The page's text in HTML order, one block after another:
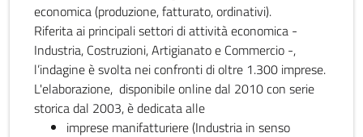
economica (produzione, fatturato, ordinativi).
Riferita ai principali settori di attività economica -
Industria, Costruzioni, Artigianato e Commercio -,
l’indagine è svolta nei confronti di oltre 1.300 imprese.
L'elaborazione, disponibile online dal 2010 con serie
storica dal 2003, è dedicata alle
imprese manifatturiere (Industria in senso